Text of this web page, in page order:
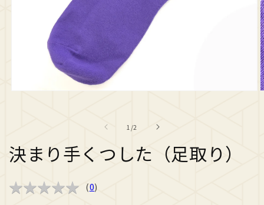
メ
デ
ア
(1)
1 /の
2
決まり手くつした（足取り）
★★★★★
★★★★★ (0)